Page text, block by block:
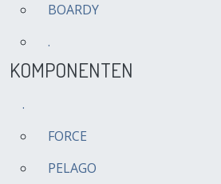
BOARDY
.
KOMPONENTEN
.
FORCE
PELAGO